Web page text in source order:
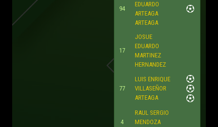
94
EDUARDO
ARTEAGA
ARTEAGA
17
JOSUE
EDUARDO
MARTINEZ
HERNANDEZ
77
LUIS ENRIQUE
VILLASEÑOR
ARTEAGA
4
RAUL SERGIO
MENDOZA